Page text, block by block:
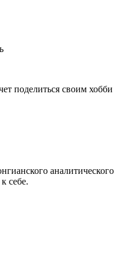
поделиться своим хобби
аналитического
себе.